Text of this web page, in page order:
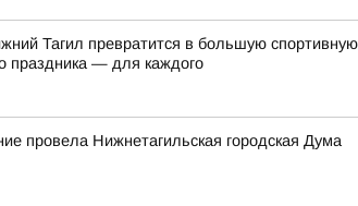
Тагил превратится в большую
праздника — для каждого
провела Нижнетагильская городская Дума